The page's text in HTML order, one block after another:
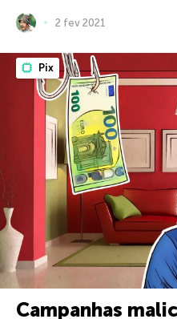
2 fev 2021
Pix
Campanhas